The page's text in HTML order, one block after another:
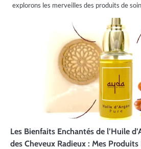
explorons les merveilles des produits de
Les Bienfaits Enchantés de l’Huile
des Cheveux Radieux : Mes Produits